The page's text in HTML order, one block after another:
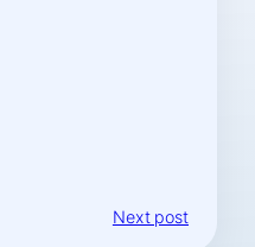
Next post